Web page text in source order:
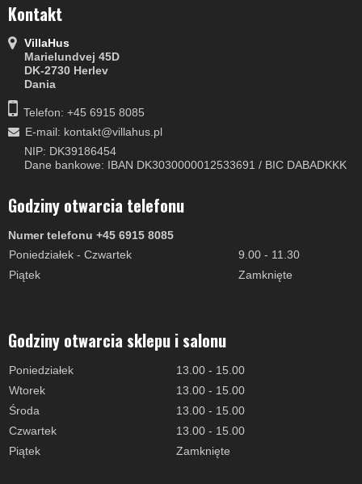
Kontakt
VillaHus
Marielundvej 45D
DK-2730 Herlev
Dania
Telefon: +45 6915 8085
E-mail: kontakt@villahus.pl
NIP: DK39186454
Dane bankowe: IBAN DK3030000012533691 / BIC DABADKKK
Godziny otwarcia telefonu
Numer telefonu +45 6915 8085
Poniedziałek - Czwartek
9.00 - 11.30
Piątek
Zamknięte
Godziny otwarcia sklepu i salonu
Poniedziałek
13.00 - 15.00
Wtorek
13.00 - 15.00
Środa
13.00 - 15.00
Czwartek
13.00 - 15.00
Piątek
Zamknięte